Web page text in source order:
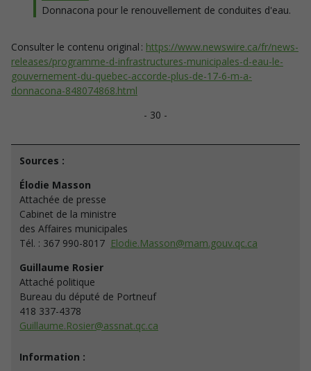
Donnacona pour le renouvellement de conduites d'eau.
Consulter le contenu original : https://www.newswire.ca/fr/news-
releases/programme-d-infrastructures-municipales-d-eau-le-
gouvernement-du-quebec-accorde-plus-de-17-6-m-a-
donnacona-848074868.html
- 30 -
Sources :
Élodie Masson
Attachée de presse
Cabinet de la ministre
des Affaires municipales
Tél. : 367 990-8017 Elodie.Masson@mam.gouv.qc.ca
Guillaume Rosier
Attaché politique
Bureau du député de Portneuf
418 337-4378
Guillaume.Rosier@assnat.qc.ca
Information :